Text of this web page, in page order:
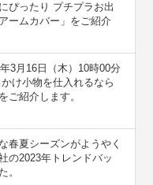
ぴったり プチプラお出
ームカバー」をご紹介
3月16日（木）10時00分
け小物を仕入れるなら
ご紹介します。
春夏シーズンがようやく
の2023年トレンドバッ
。